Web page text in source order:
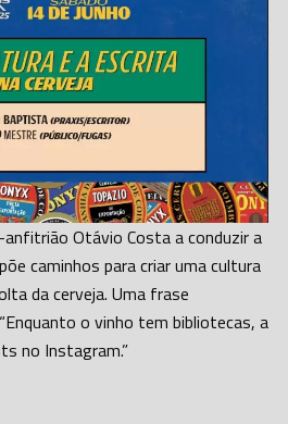
Otávio Costa a conduzir a
caminhos para criar uma cultura
da cerveja. Uma frase
o vinho tem bibliotecas, a
no Instagram.”